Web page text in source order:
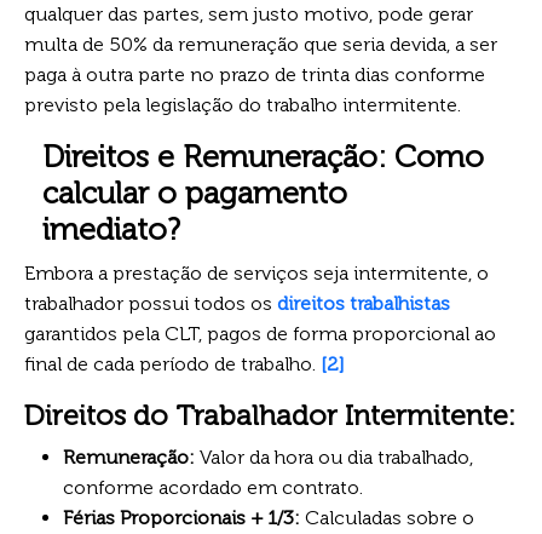
qualquer das partes, sem justo motivo, pode gerar
multa de 50% da remuneração que seria devida, a ser
paga à outra parte no prazo de trinta dias conforme
previsto pela legislação do trabalho intermitente.
Direitos e Remuneração: Como
calcular o pagamento
imediato?
Embora a prestação de serviços seja intermitente, o
trabalhador possui todos os direitos trabalhistas
garantidos pela CLT, pagos de forma proporcional ao
final de cada período de trabalho. [2]
Direitos do Trabalhador Intermitente:
Remuneração: Valor da hora ou dia trabalhado,
conforme acordado em contrato.
Férias Proporcionais + 1/3: Calculadas sobre o